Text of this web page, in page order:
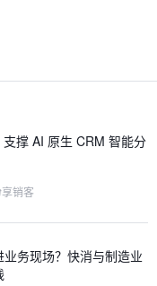
撑 AI 原生 CRM 智能分
销客
务现场？快消与制造业